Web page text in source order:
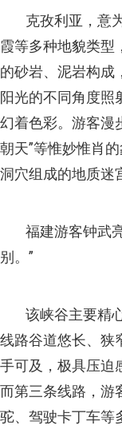
克孜利亚，意
霞等多种地貌类型
的砂岩、泥岩构成
阳光的不同角度照
幻着色彩。游客漫
朝天”等惟妙惟肖
洞穴组成的地质迷
福建游客钟武
别。”
该峡谷主要精
线路谷道悠长、狭
手可及，极具压迫
而第三条线路，游
驼、驾驶卡丁车等